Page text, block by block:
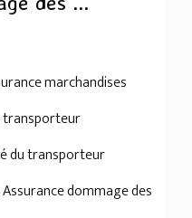
marchandises
transporteur
du transporteur
dommage des